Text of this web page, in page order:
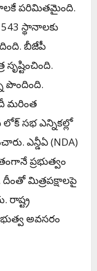
ప‌రిమిత‌మైంది.
స్థానాలకు
బీజేపీ
పొందింది.
మ‌రింత
సభ ఎన్నికల్లో
ఎన్డీఏ (NDA)
ప్ర‌భుత్వం
మిత్ర‌ప‌క్షాలపై
రాష్ట్ర
అవ‌స‌రం